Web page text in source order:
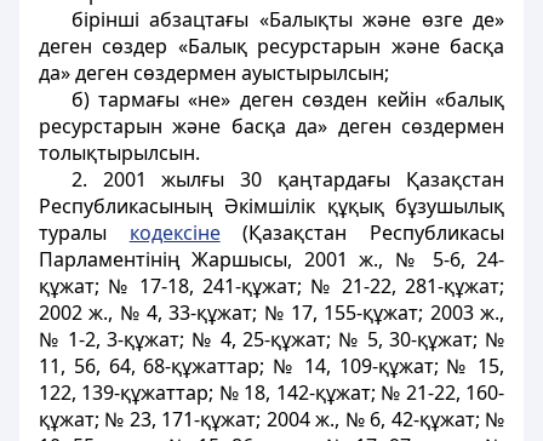
бірінші абзацтағы «Балықты және өзге де»
деген сөздер «Балық ресурстарын және басқа
да» деген сөздермен ауыстырылсын;
б) тармағы «не» деген сөзден кейін «балық
ресурстарын және басқа да» деген сөздермен
толықтырылсын.
2. 2001 жылғы 30 қаңтардағы Қазақстан
Республикасының Әкімшілік құқық бұзушылық
туралы кодексіне(Қазақстан Республикасы
Парламентінің Жаршысы, 2001 ж., № 5-6, 24-
құжат; № 17-18, 241-құжат; № 21-22, 281-құжат;
2002 ж., № 4, 33-құжат; № 17, 155-құжат; 2003 ж.,
№ 1-2, 3-құжат; № 4, 25-құжат; № 5, 30-құжат; №
11, 56, 64, 68-құжаттар; № 14, 109-құжат; № 15,
122, 139-құжаттар; № 18, 142-құжат; № 21-22, 160-
құжат; № 23, 171-құжат; 2004 ж., № 6, 42-құжат; №